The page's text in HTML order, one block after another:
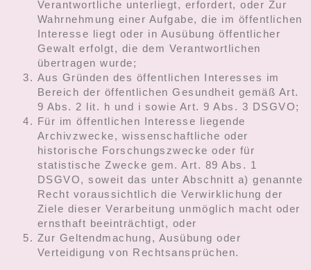
Verantwortliche unterliegt, erfordert, oder Zur
Wahrnehmung einer Aufgabe, die im öffentlichen
Interesse liegt oder in Ausübung öffentlicher
Gewalt erfolgt, die dem Verantwortlichen
übertragen wurde;
Aus Gründen des öffentlichen Interesses im
Bereich der öffentlichen Gesundheit gemäß Art.
9 Abs. 2 lit. h und i sowie Art. 9 Abs. 3 DSGVO;
Für im öffentlichen Interesse liegende
Archivzwecke, wissenschaftliche oder
historische Forschungszwecke oder für
statistische Zwecke gem. Art. 89 Abs. 1
DSGVO, soweit das unter Abschnitt a) genannte
Recht voraussichtlich die Verwirklichung der
Ziele dieser Verarbeitung unmöglich macht oder
ernsthaft beeinträchtigt, oder
Zur Geltendmachung, Ausübung oder
Verteidigung von Rechtsansprüchen.